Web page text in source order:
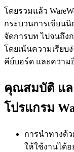
โดยรวมแล้ว
กระบวนการเขียนนิ
จัดการบท ไปจนถึง
โดยเน้นความเรียบ
คีย์บอร์ด และความ
คุณสมบัติ แล
โปรแกรม
การนำทางด้
ให้ใช้งานได้อ